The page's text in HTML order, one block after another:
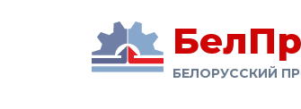
БЕЛОРУССКИЙ